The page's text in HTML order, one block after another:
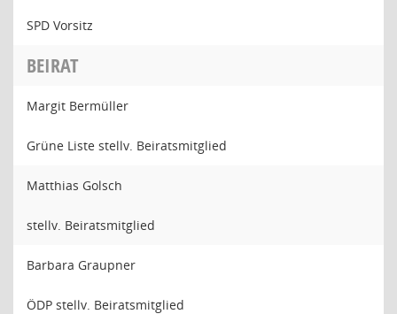
SPD Vorsitz
BEIRAT
Margit Bermüller
Grüne Liste stellv. Beiratsmitglied
Matthias Golsch
stellv. Beiratsmitglied
Barbara Graupner
ÖDP stellv. Beiratsmitglied